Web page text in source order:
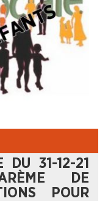
DU 31-12-21
DE
POUR